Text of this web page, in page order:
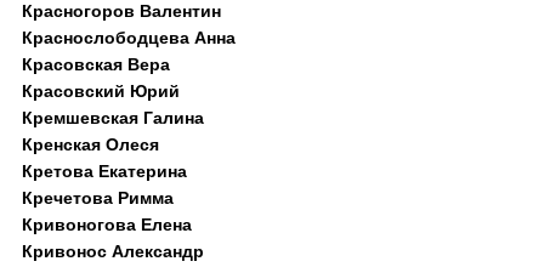
Красногоров Валентин
Краснослободцева Анна
Красовская Вера
Красовский Юрий
Кремшевская Галина
Кренская Олеся
Кретова Екатерина
Кречетова Римма
Кривоногова Елена
Кривонос Александр